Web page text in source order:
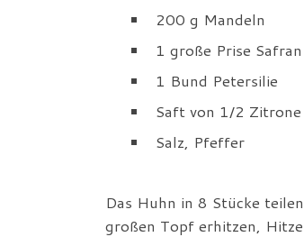
200 g Mandeln
1 große Prise Safran
1 Bund Petersilie
Saft von 1/2 Zitrone
Salz, Pfeffer
Das Huhn in 8 Stücke
großen Topf erhitzen,